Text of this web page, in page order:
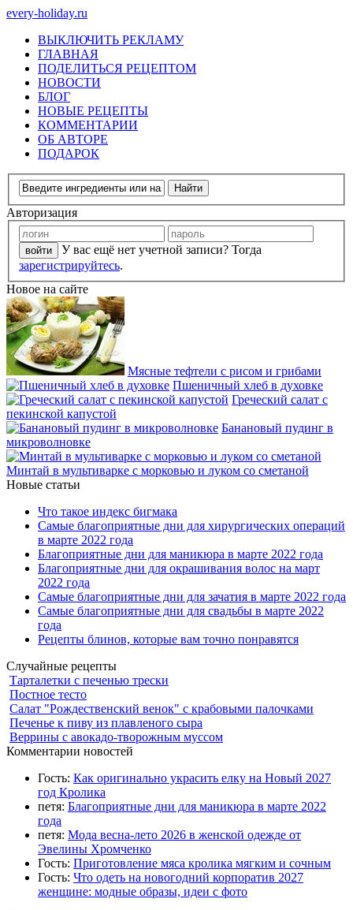
every-holiday.ru
ВЫКЛЮЧИТЬ РЕКЛАМУ
ГЛАВНАЯ
ПОДЕЛИТЬСЯ РЕЦЕПТОМ
НОВОСТИ
БЛОГ
НОВЫЕ РЕЦЕПТЫ
КОММЕНТАРИИ
ОБ АВТОРЕ
ПОДАРОК
Авторизация
У вас ещё нет учетной записи? Тогда
зарегистрируйтесь.
Новое на сайте
Мясные тефтели с рисом и грибами
Пшеничный хлеб в духовке
Греческий салат с
пекинской капустой
Банановый пудинг в
микроволновке
Минтай в мультиварке с морковью и луком со сметаной
Новые статьи
Что такое индекс бигмака
Самые благоприятные дни для хирургических операций
в марте 2022 года
Благоприятные дни для маникюра в марте 2022 года
Благоприятные дни для окрашивания волос на март
2022 года
Самые благоприятные дни для зачатия в марте 2022 года
Самые благоприятные дни для свадьбы в марте 2022
года
Рецепты блинов, которые вам точно понравятся
Случайные рецепты
Тарталетки с печенью трески
Постное тесто
Салат "Рождественский венок" с крабовыми палочками
Печенье к пиву из плавленого сыра
Веррины с авокадо-творожным муссом
Комментарии новостей
Гость: Как оригинально украсить елку на Новый 2027
год Кролика
петя: Благоприятные дни для маникюра в марте 2022
года
петя: Мода весна-лето 2026 в женской одежде от
Эвелины Хромченко
Гость: Приготовление мяса кролика мягким и сочным
Гость: Что одеть на новогодний корпоратив 2027
женщине: модные образы, идеи с фото